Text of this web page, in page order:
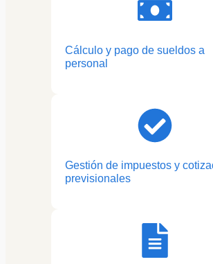
Cálculo y pago de sueldos a
personal
Gestión de impuestos y
previsionales